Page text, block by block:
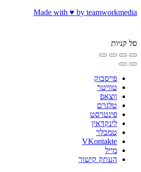
Made with ♥️ by teamworkmedia
סל קניות
פייסבוק
טוויטר
ווצאפ
טלגרם
פינטרסט
לינקדאין
טמבלר
VKontakte
מייל
העתק קישור